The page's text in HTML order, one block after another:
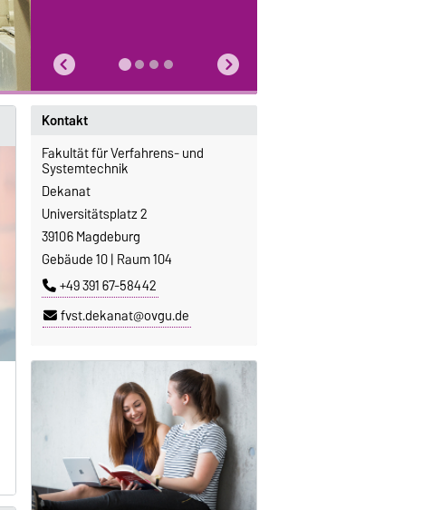
Kontakt
Fakultät für Verfahrens- und
Systemtechnik
Dekanat
Universitätsplatz 2
39106 Magdeburg
Gebäude 10 | Raum 104
+49 391 67-58442
fvst.dekanat@ovgu.de